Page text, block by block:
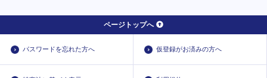
ページトップへ
パスワードを忘れた方へ 仮登録がお済みの方へ